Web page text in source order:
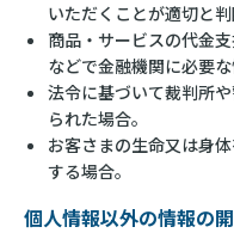
いただくことが適切と判
商品・サービスの代金
などで金融機関に必要
法令に基づいて裁判所
られた場合。
お客さまの生命又は身
する場合。
個人情報以外の情報の